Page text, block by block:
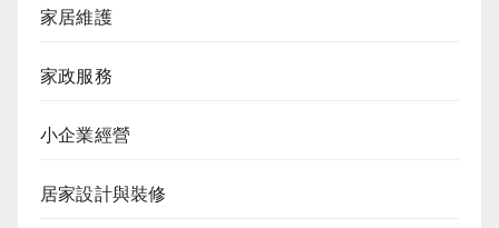
家居維護
家政服務
小企業經營
居家設計與裝修